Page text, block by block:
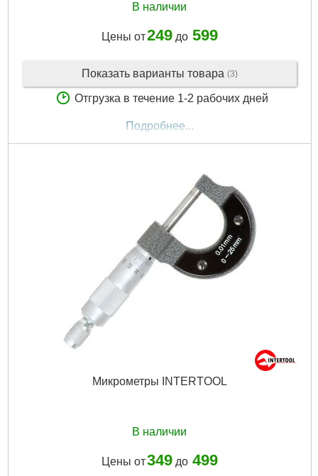
В наличии
Цены от249до 599
Показать варианты товара (3)
Отгрузка в течение 1-2 рабочих дней
Подробнее...
Микрометры INTERTOOL
В наличии
Цены от349до 499